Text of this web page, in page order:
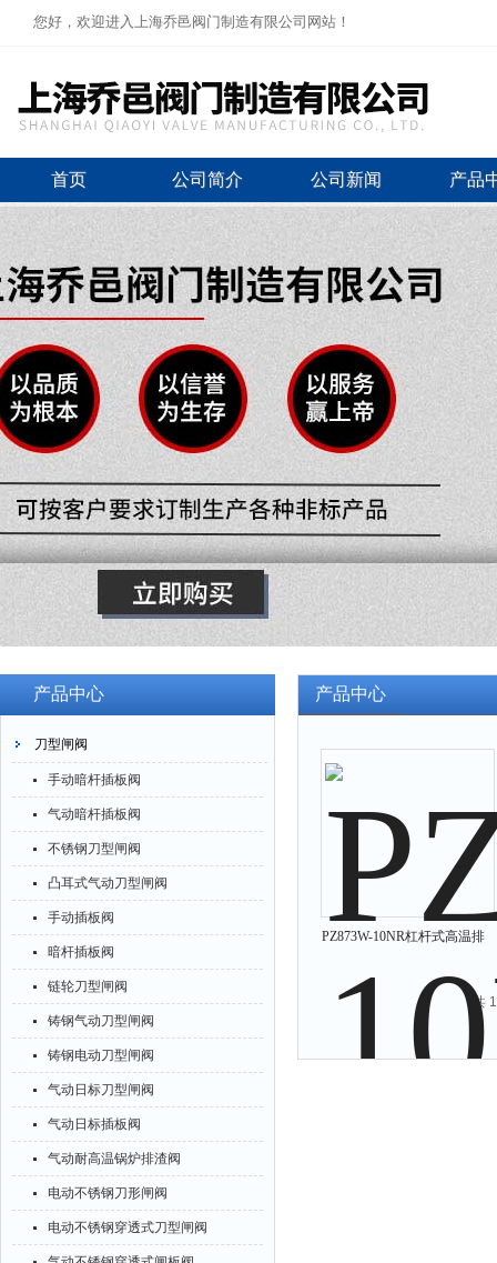
您好，欢迎进入上海乔邑阀门制造有限公司网站！
首页 公司简介 公司新闻 产品
产品中心
刀型闸阀
手动暗杆插板阀
气动暗杆插板阀
不锈钢刀型闸阀
凸耳式气动刀型闸阀
手动插板阀
暗杆插板阀
链轮刀型闸阀
铸钢气动刀型闸阀
铸钢电动刀型闸阀
气动日标刀型闸阀
气动日标插板阀
气动耐高温锅炉排渣阀
电动不锈钢刀形闸阀
电动不锈钢穿透式刀型闸阀
产品中心
PZ873W-10NR杠杆式高温排
共